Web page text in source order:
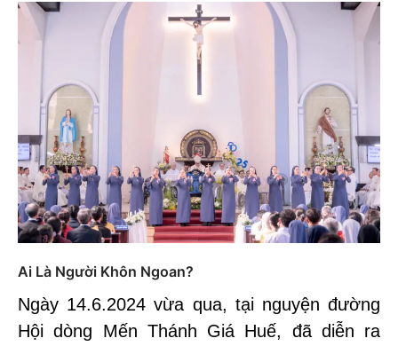
Ai Là Người Khôn Ngoan?
Ngày 14.6.2024 vừa qua, tại nguyện đường
Hội dòng Mến Thánh Giá Huế, đã diễn ra